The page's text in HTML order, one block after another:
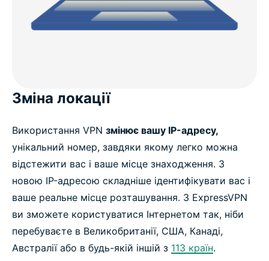
Зміна локації
Використання VPN змінює вашу IP-адресу,
унікальний номер, завдяки якому легко можна
відстежити вас і ваше місце знаходження. З
новою IP-адресою складніше ідентифікувати вас і
ваше реальне місце розташування. З ExpressVPN
ви зможете користуватися Інтернетом так, ніби
перебуваєте в Великобританії, США, Канаді,
Австралії або в будь-якій іншій з 113 країн.